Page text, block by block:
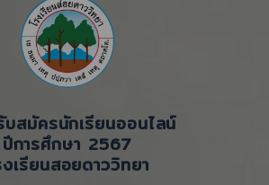
บสมัครนักเรียนออนไลน์
ปีการศึกษา 2567
งเรียนสอยดาววิทยา